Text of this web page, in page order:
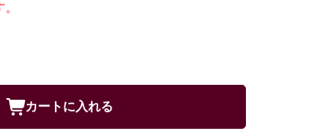
カートに入れる